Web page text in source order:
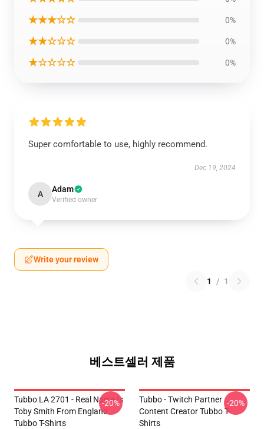
★★★☆☆ 0%
★★☆☆☆ 0%
★☆☆☆☆ 0%
Super comfortable to use, highly recommend.
Dec 19, 2024
A Adam
Verified owner
Write your review
1 / 1
베스트셀러 제품
Tubbo LA 2701 - Real Name Is
Toby Smith From England
Tubbo T-Shirts
-20%
Tubbo - Twitch Partner
Content Creator Tubbo T-
Shirts
-20%